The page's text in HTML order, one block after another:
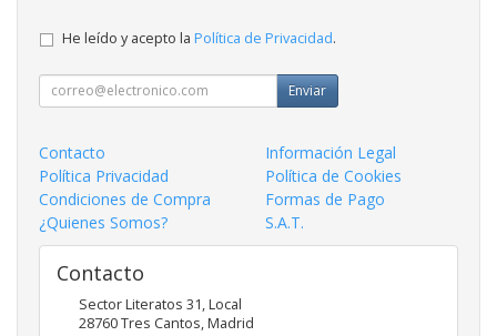
He leído y acepto la Política de Privacidad.
Enviar
Contacto
Información Legal
Política Privacidad
Política de Cookies
Condiciones de Compra
Formas de Pago
¿Quienes Somos?
S.A.T.
Contacto
Sector Literatos 31, Local
28760Tres Cantos,Madrid